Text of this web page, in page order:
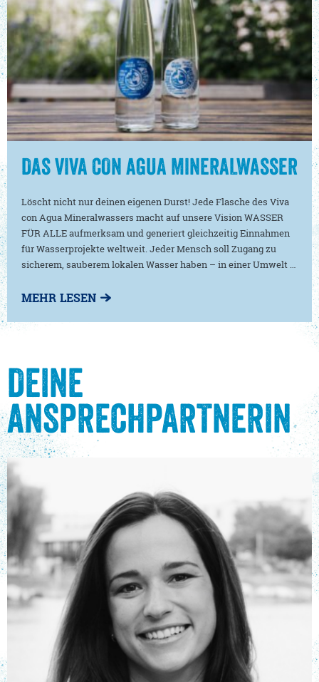
DAS VIVA CON AGUA MINERALWASSER
Löscht nicht nur deinen eigenen Durst! Jede Flasche des Viva
con Agua Mineralwassers macht auf unsere Vision WASSER
FÜR ALLE aufmerksam und generiert gleichzeitig Einnahmen
für Wasserprojekte weltweit. Jeder Mensch soll Zugang zu
sicherem, sauberem lokalen Wasser haben – in einer Umwelt …
MEHR LESEN
DEINE
ANSPRECHPARTNERIN